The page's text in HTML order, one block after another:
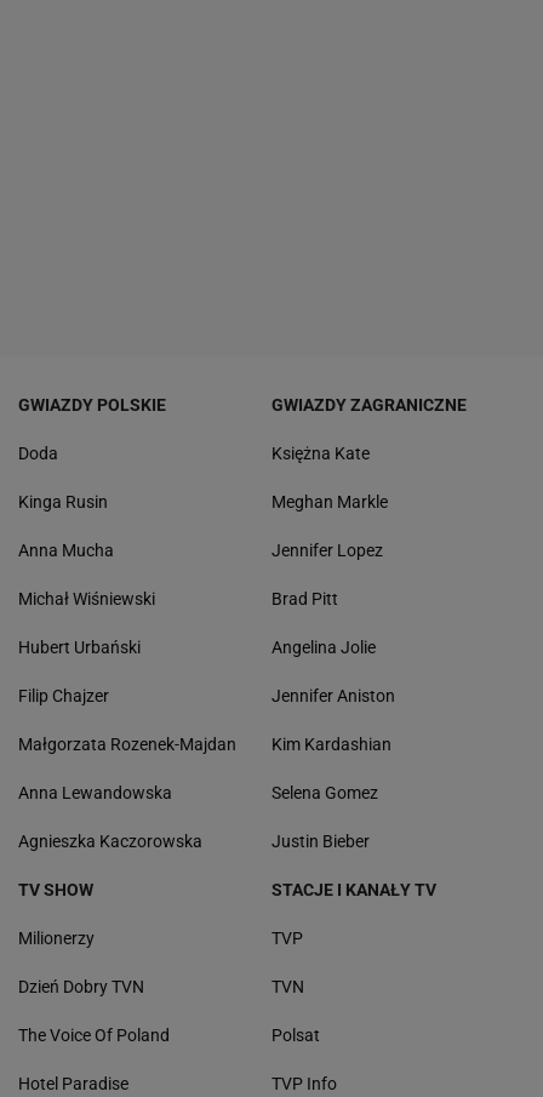
GWIAZDY POLSKIE
Doda
Kinga Rusin
Anna Mucha
Michał Wiśniewski
Hubert Urbański
Filip Chajzer
Małgorzata Rozenek-Majdan
Anna Lewandowska
Agnieszka Kaczorowska
GWIAZDY ZAGRANICZNE
Księżna Kate
Meghan Markle
Jennifer Lopez
Brad Pitt
Angelina Jolie
Jennifer Aniston
Kim Kardashian
Selena Gomez
Justin Bieber
TV SHOW
Milionerzy
Dzień Dobry TVN
The Voice Of Poland
Hotel Paradise
STACJE I KANAŁY TV
TVP
TVN
Polsat
TVP Info